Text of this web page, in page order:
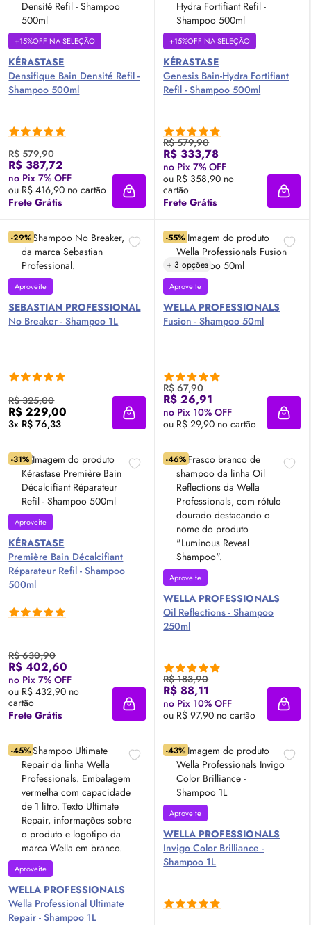
+15%OFF NA SELEÇÃO
KÉRASTASE
Densifique Bain Densité Refil -
Shampoo 500ml
R$ 579,90
R$ 387,72
no Pix 7% OFF
ou R$ 416,90 no cartão
Frete Grátis
Adicionar à sacola
+15%OFF NA SELEÇÃO
KÉRASTASE
Genesis Bain-Hydra Fortifiant
Refil - Shampoo 500ml
R$ 579,90
R$ 333,78
no Pix 7% OFF
ou R$ 358,90 no
cartão
Frete Grátis
-29%
Aproveite
SEBASTIAN PROFESSIONAL
No Breaker - Shampoo 1L
R$ 325,00
R$ 229,00
3x R$ 76,33 Adicionar à sacola
-55%
+ 3 opções
Aproveite
WELLA PROFESSIONALS
Fusion - Shampoo 50ml
R$ 67,90
R$ 26,91
no Pix 10% OFF
ou R$ 29,90 no cartão
-31%
Aproveite
KÉRASTASE
Première Bain Décalcifiant
Réparateur Refil - Shampoo
500ml
R$ 630,90
R$ 402,60
no Pix 7% OFF
ou R$ 432,90 no
cartão
Frete Grátis
Adicionar à sacola
-46%
Aproveite
WELLA PROFESSIONALS
Oil Reflections - Shampoo
250ml
R$ 183,90
R$ 88,11
no Pix 10% OFF
ou R$ 97,90 no cartão
-45%
Aproveite
WELLA PROFESSIONALS
Wella Professional Ultimate
Repair - Shampoo 1L
-43%
Aproveite
WELLA PROFESSIONALS
Invigo Color Brilliance -
Shampoo 1L